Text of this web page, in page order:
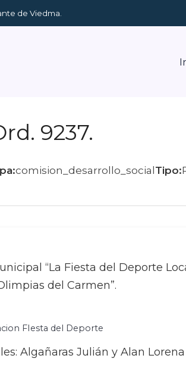
de Viedma.
9237.
comision_desarrollo_socialTipo:
“La Fiesta del Deporte
del Carmen”.
FIesta del Deporte
Algañaras Julián y Alan Lorena